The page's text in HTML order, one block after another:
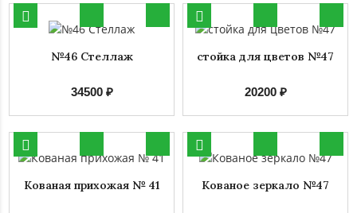
№46 Стеллаж
34500 ₽
стойка для цветов №47
20200 ₽
Кованая прихожая № 41 Кованое зеркало №47